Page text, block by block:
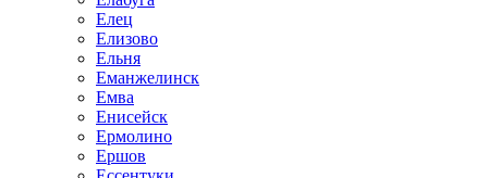
Елец
Елизово
Ельня
Еманжелинск
Емва
Енисейск
Ермолино
Ершов